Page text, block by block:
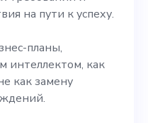
на пути к успеху.
планы,
интеллектом, как
как замену